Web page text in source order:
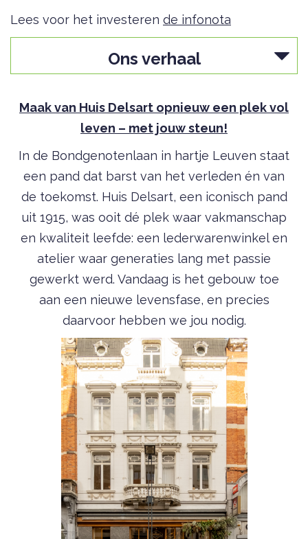
Lees voor het investeren de infonota
Ons verhaal
Maak van Huis Delsart opnieuw een plek vol
leven – met jouw steun!
In de Bondgenotenlaan in hartje Leuven staat
een pand dat barst van het verleden én van
de toekomst. Huis Delsart, een iconisch pand
uit 1915, was ooit dé plek waar vakmanschap
en kwaliteit leefde: een lederwarenwinkel en
atelier waar generaties lang met passie
gewerkt werd. Vandaag is het gebouw toe
aan een nieuwe levensfase, en precies
daarvoor hebben we jou nodig.